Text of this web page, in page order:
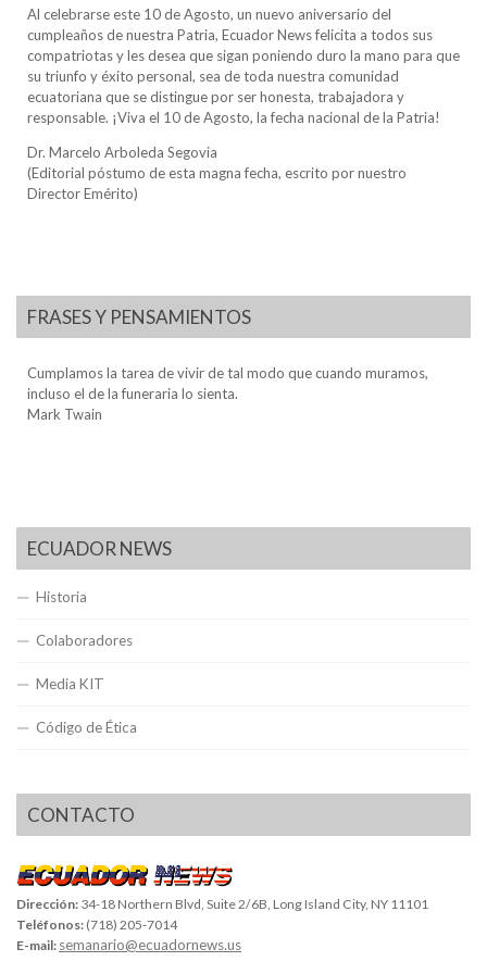
Al celebrarse este 10 de Agosto, un nuevo aniversario del
cumpleaños de nuestra Patria, Ecuador News felicita a todos sus
compatriotas y les desea que sigan poniendo duro la mano para que
su triunfo y éxito personal, sea de toda nuestra comunidad
ecuatoriana que se distingue por ser honesta, trabajadora y
responsable. ¡Viva el 10 de Agosto, la fecha nacional de la Patria!
Dr. Marcelo Arboleda Segovia
(Editorial póstumo de esta magna fecha, escrito por nuestro
Director Emérito)
FRASES Y PENSAMIENTOS
Cumplamos la tarea de vivir de tal modo que cuando muramos,
incluso el de la funeraria lo sienta.
Mark Twain
ECUADOR NEWS
Historia
Colaboradores
Media KIT
Código de Ética
CONTACTO
Dirección: 34-18 Northern Blvd, Suite 2/6B, Long Island City, NY 11101
Teléfonos: (718) 205-7014
E-mail: semanario@ecuadornews.us